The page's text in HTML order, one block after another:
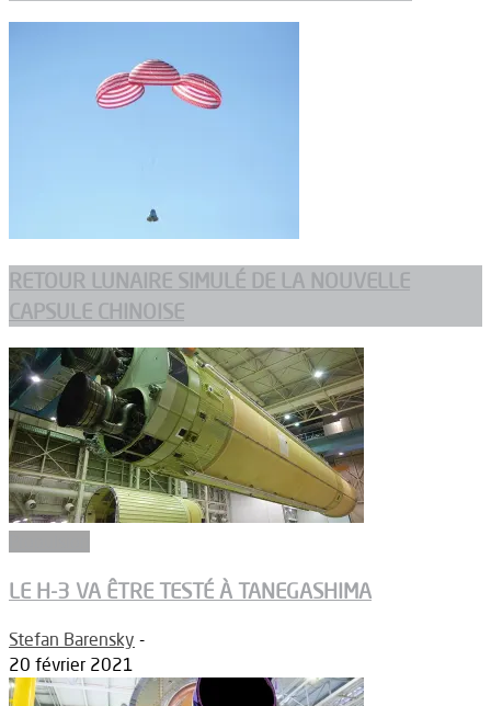
RETOUR LUNAIRE SIMULÉ DE LA NOUVELLE
CAPSULE CHINOISE
LE H-3 VA ÊTRE TESTÉ À TANEGASHIMA
Stefan Barensky -
20 février 2021